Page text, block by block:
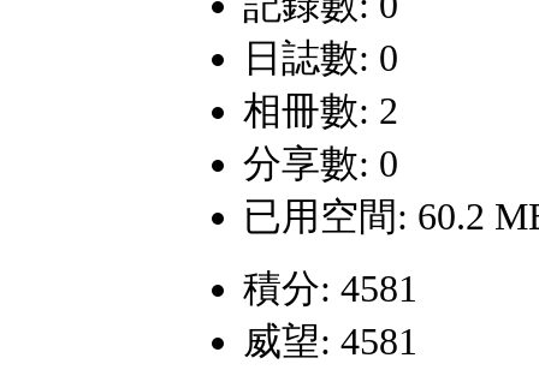
日誌數: 0
相冊數: 2
分享數: 0
已用空間: 60.2
積分: 4581
威望: 4581